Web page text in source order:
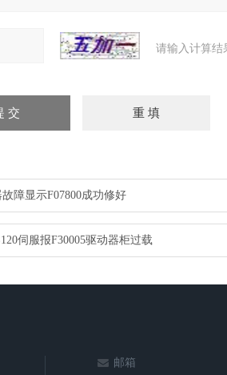
请输入计算结
障显示F07800成功修好
伺服报F30005驱动器柜过载
邮箱